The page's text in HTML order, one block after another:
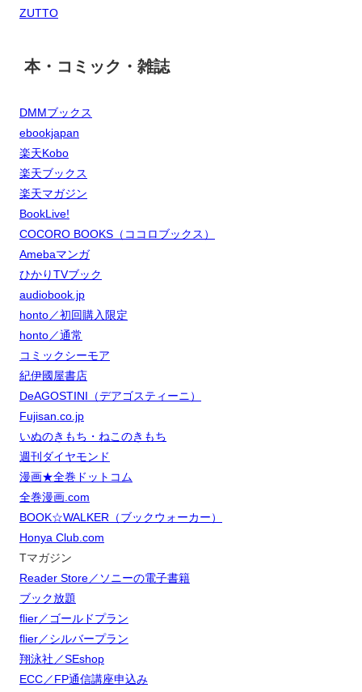
ZUTTO
本・コミック・雑誌
DMMブックス
ebookjapan
楽天Kobo
楽天ブックス
楽天マガジン
BookLive!
COCORO BOOKS（ココロブックス）
Amebaマンガ
ひかりTVブック
audiobook.jp
honto／初回購入限定
honto／通常
コミックシーモア
紀伊國屋書店
DeAGOSTINI（デアゴスティーニ）
Fujisan.co.jp
いぬのきもち・ねこのきもち
週刊ダイヤモンド
漫画★全巻ドットコム
全巻漫画.com
BOOK☆WALKER（ブックウォーカー）
Honya Club.com
Tマガジン
Reader Store／ソニーの電子書籍
ブック放題
flier／ゴールドプラン
flier／シルバープラン
翔泳社／SEshop
ECC／FP通信講座申込み